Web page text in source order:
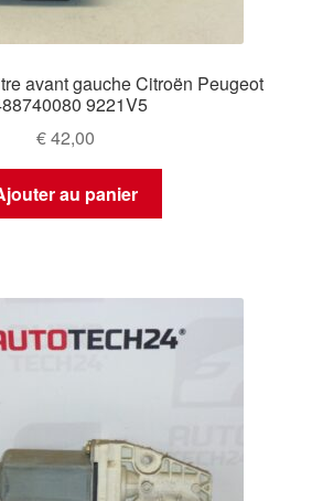
avant gauche Citroën Peugeot
9221V5
€42,00
au panier